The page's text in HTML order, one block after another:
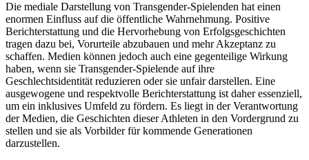
Die mediale Darstellung von Transgender-Spielenden hat einen
enormen Einfluss auf die öffentliche Wahrnehmung. Positive
Berichterstattung und die Hervorhebung von Erfolgsgeschichten
tragen dazu bei, Vorurteile abzubauen und mehr Akzeptanz zu
schaffen. Medien können jedoch auch eine gegenteilige Wirkung
haben, wenn sie Transgender-Spielende auf ihre
Geschlechtsidentität reduzieren oder sie unfair darstellen. Eine
ausgewogene und respektvolle Berichterstattung ist daher essenziell,
um ein inklusives Umfeld zu fördern. Es liegt in der Verantwortung
der Medien, die Geschichten dieser Athleten in den Vordergrund zu
stellen und sie als Vorbilder für kommende Generationen
darzustellen.